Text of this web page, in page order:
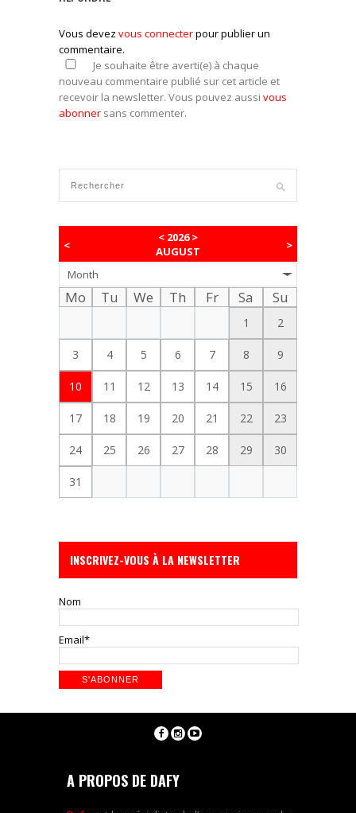
Vous devez vous connecterpour publier un
commentaire.
Je souhaite être averti(e) à chaque
nouveau commentaire publié sur cet article et
recevoir la newsletter. Vous pouvez aussi vous
abonner sans commenter.
<
< 2026>
AUGUST
>
Month
Mo Tu We Th Fr Sa Su
1 2
3 4 5 6 7 8 9
10 11 12 13 14 15 16
17 18 19 20 21 22 23
24 25 26 27 28 29 30
31
INSCRIVEZ-VOUS À LA NEWSLETTER
Nom
Email*
A PROPOS DE DAFY